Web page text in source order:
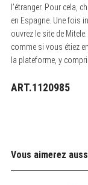
l’étranger. Pour cela,
en Espagne. Une fois
ouvrez le site de
comme si vous étiez
la plateforme, y
ART.1120985
Vous aimerez
e
a